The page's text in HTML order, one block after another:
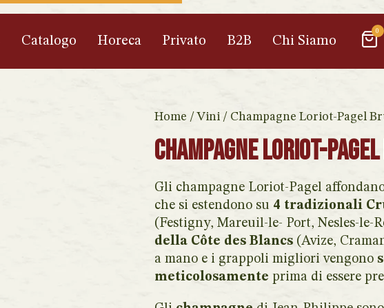
Catalogo Horeca Privato B2B Chi Siamo
0
Home /Vini / Champagne Loriot-Pagel
Champagne Loriot-
Gli champagne Loriot-Pagel
che si estendono su 4 tradizionali
(Festigny, Mareuil-le- Port, Nesles-le-
della Côte des Blancs (Avize,
a mano e i grappoli migliori vengono
meticolosamente prima di essere